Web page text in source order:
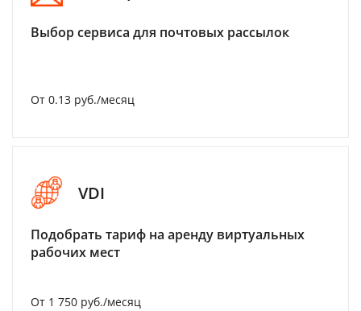
Выбор сервиса для почтовых рассылок
От 0.13 руб./месяц
VDI
Подобрать тариф на аренду виртуальных
рабочих мест
От 1 750 руб./месяц